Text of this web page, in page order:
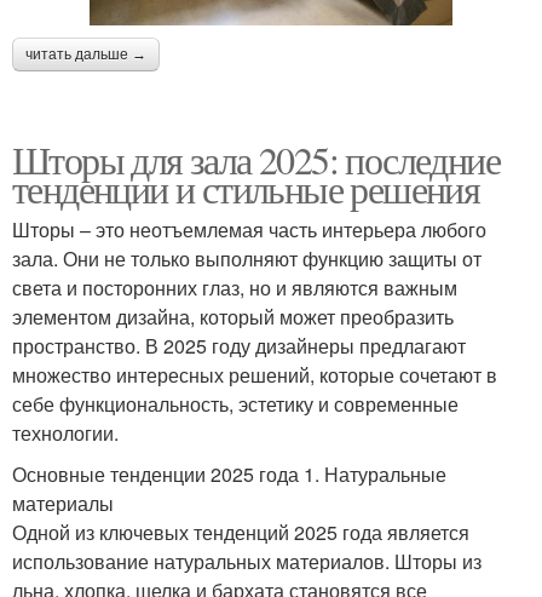
читать дальше →
Шторы для зала 2025: последние
тенденции и стильные решения
Шторы – это неотъемлемая часть интерьера любого
зала. Они не только выполняют функцию защиты от
света и посторонних глаз, но и являются важным
элементом дизайна, который может преобразить
пространство. В 2025 году дизайнеры предлагают
множество интересных решений, которые сочетают в
себе функциональность, эстетику и современные
технологии.
Основные тенденции 2025 года 1. Натуральные
материалы
Одной из ключевых тенденций 2025 года является
использование натуральных материалов. Шторы из
льна, хлопка, шелка и бархата становятся все